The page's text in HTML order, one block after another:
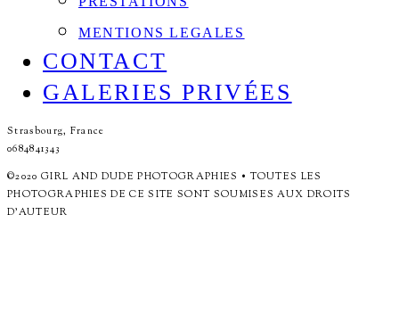
MENTIONS LEGALES
CONTACT
GALERIES PRIVÉES
Strasbourg, France
0684841343
©2020 GIRL AND DUDE PHOTOGRAPHIES • TOUTES LES
PHOTOGRAPHIES DE CE SITE SONT SOUMISES AUX DROITS
D'AUTEUR